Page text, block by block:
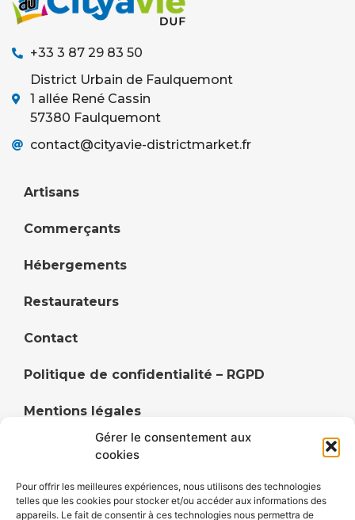
Gérer le consentement aux
cookies
Pour offrir les meilleures expériences, nous utilisons des technologies
telles que les cookies pour stocker et/ou accéder aux informations des
appareils. Le fait de consentir à ces technologies nous permettra de
+33 3 87 29 83 50
District Urbain de Faulquemont
1 allée René Cassin
57380 Faulquemont
contact@cityavie-districtmarket.fr
Artisans
Commerçants
Hébergements
Restaurateurs
Contact
Politique de confidentialité – RGPD
Mentions légales
Politique de cookies (UE)